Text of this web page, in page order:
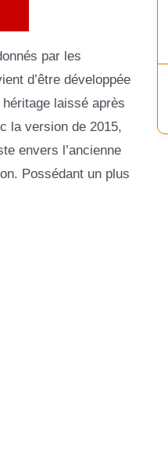
par les
d’être développée
laissé après
la version de 2015,
envers l’ancienne
Possédant un plus